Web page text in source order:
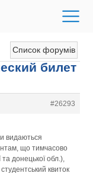
Список форумів
билет
#26293
видаються
що тимчасово
донецької обл.),
квиток